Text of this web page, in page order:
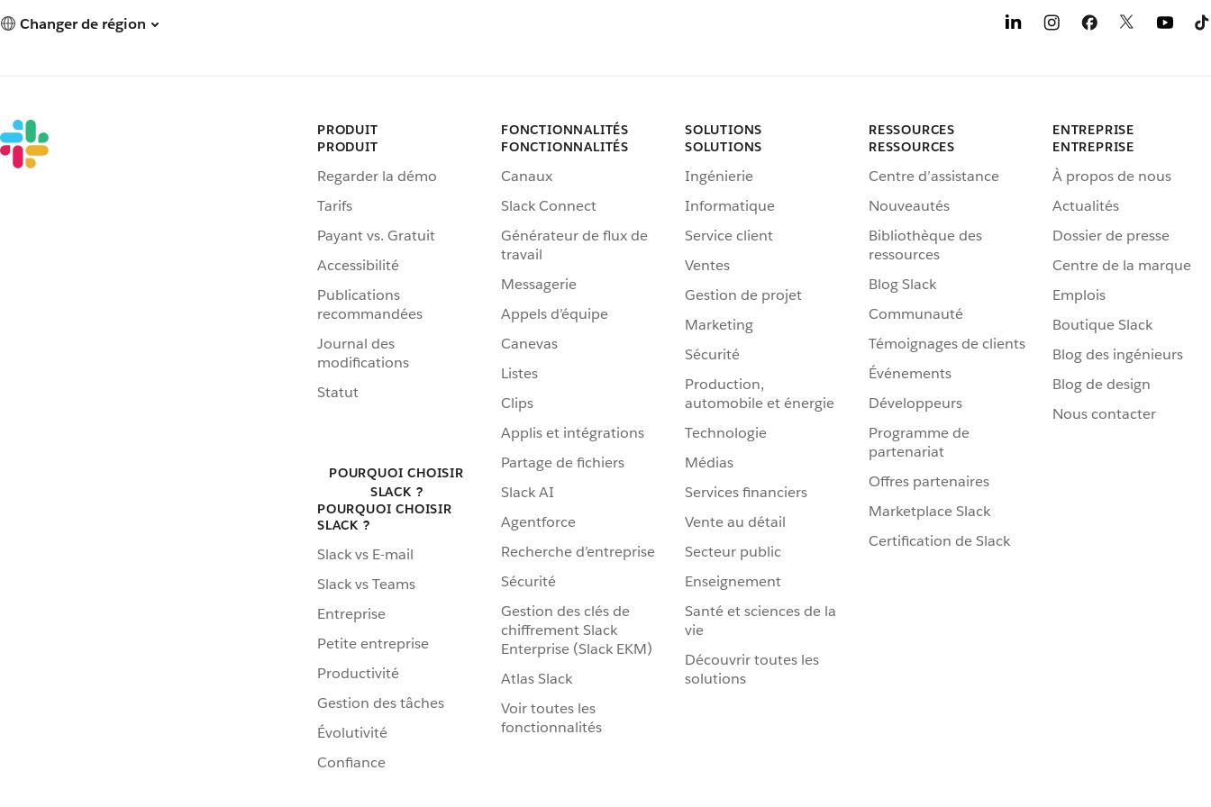
Changer de région
PRODUIT
PRODUIT
Regarder la démo
Tarifs
Payant vs. Gratuit
Accessibilité
Publications
recommandées
Journal des
modifications
Statut
POURQUOI CHOISIR
SLACK ?
POURQUOI CHOISIR
SLACK ?
Slack vs E-mail
Slack vs Teams
Entreprise
Petite entreprise
Productivité
Gestion des tâches
Évolutivité
Confiance
FONCTIONNALITÉS
FONCTIONNALITÉS
Canaux
Slack Connect
Générateur de flux de
travail
Messagerie
Appels d’équipe
Canevas
Listes
Clips
Applis et intégrations
Partage de fichiers
Slack AI
Agentforce
Recherche d’entreprise
Sécurité
Gestion des clés de
chiffrement Slack
Enterprise (Slack EKM)
Atlas Slack
Voir toutes les
fonctionnalités
SOLUTIONS
SOLUTIONS
Ingénierie
Informatique
Service client
Ventes
Gestion de projet
Marketing
Sécurité
Production,
automobile et énergie
Technologie
Médias
Services financiers
Vente au détail
Secteur public
Enseignement
Santé et sciences de la
vie
Découvrir toutes les
solutions
RESSOURCES
RESSOURCES
Centre d’assistance
Nouveautés
Bibliothèque des
ressources
Blog Slack
Communauté
Témoignages de clients
Événements
Développeurs
Programme de
partenariat
Offres partenaires
Marketplace Slack
Certification de Slack
ENTREPRISE
ENTREPRISE
À propos de nous
Actualités
Dossier de presse
Centre de la marque
Emplois
Boutique Slack
Blog des ingénieurs
Blog de design
Nous contacter